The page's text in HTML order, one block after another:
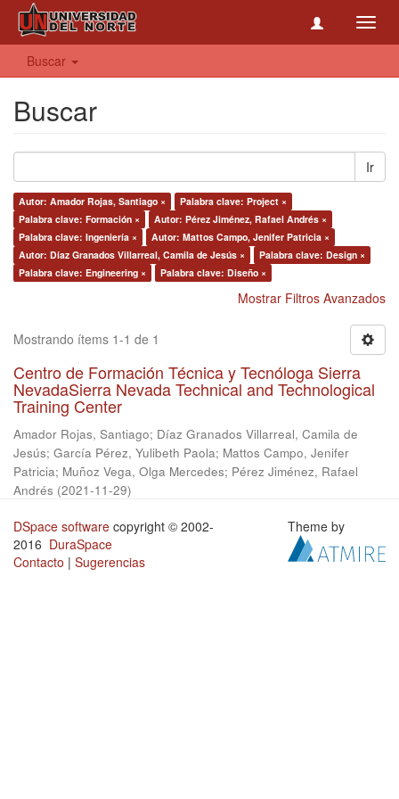
Buscar
Buscar
Ir
Autor: Amador Rojas, Santiago ×
Palabra clave: Project ×
Palabra clave: Formación ×
Autor: Pérez Jiménez, Rafael Andrés ×
Palabra clave: Ingeniería ×
Autor: Mattos Campo, Jenifer Patricia ×
Autor: Díaz Granados Villarreal, Camila de Jesús ×
Palabra clave: Design ×
Palabra clave: Engineering ×
Palabra clave: Diseño ×
Mostrar Filtros Avanzados
Mostrando ítems 1-1 de 1
Centro de Formación Técnica y Tecnóloga Sierra
NevadaSierra Nevada Technical and Technological
Training Center
Amador Rojas, Santiago; Díaz Granados Villarreal, Camila de
Jesús; García Pérez, Yulibeth Paola; Mattos Campo, Jenifer
Patricia; Muñoz Vega, Olga Mercedes; Pérez Jiménez, Rafael
Andrés (2021-11-29)
DSpace software copyright © 2002-
2016 DuraSpace
Contacto | Sugerencias
Theme by